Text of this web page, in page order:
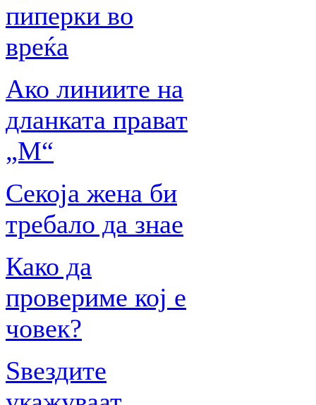
пиперки во
вреќа
Ако линиите на
дланката прават
„М“
Секоја жена би
требало да знае
Како да
провериме кој е
човек?
Ѕвездите